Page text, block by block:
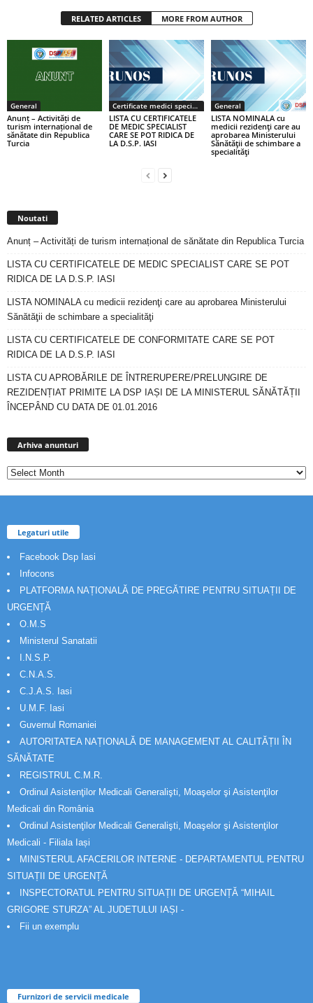
RELATED ARTICLES MORE FROM AUTHOR
General
Anunț – Activități de
turism internațional de
sănătate din Republica
Turcia
Certificate medici specialiști / primari
LISTA CU CERTIFICATELE
DE MEDIC SPECIALIST
CARE SE POT RIDICA DE
LA D.S.P. IASI
General
LISTA NOMINALA cu
medicii rezidenţi care au
aprobarea Ministerului
Sănătăţii de schimbare a
specialităţi
Noutati
Anunț – Activități de turism internațional de sănătate din Republica Turcia
LISTA CU CERTIFICATELE DE MEDIC SPECIALIST CARE SE POT
RIDICA DE LA D.S.P. IASI
LISTA NOMINALA cu medicii rezidenţi care au aprobarea Ministerului
Sănătăţii de schimbare a specialităţi
LISTA CU CERTIFICATELE DE CONFORMITATE CARE SE POT
RIDICA DE LA D.S.P. IASI
LISTA CU APROBĂRILE DE ÎNTRERUPERE/PRELUNGIRE DE
REZIDENȚIAT PRIMITE LA DSP IAȘI DE LA MINISTERUL SĂNĂTĂȚII
ÎNCEPÂND CU DATA DE 01.01.2016
Arhiva anunturi
Legaturi utile
Facebook Dsp Iasi
Infocons
PLATFORMA NAȚIONALĂ DE PREGĂTIRE PENTRU SITUAȚII DE
URGENȚĂ
O.M.S
Ministerul Sanatatii
I.N.S.P.
C.N.A.S.
C.J.A.S. Iasi
U.M.F. Iasi
Guvernul Romaniei
AUTORITATEA NAȚIONALĂ DE MANAGEMENT AL CALITĂȚII ÎN
SĂNĂTATE
REGISTRUL C.M.R.
Ordinul Asistenţilor Medicali Generalişti, Moaşelor şi Asistenţilor
Medicali din România
Ordinul Asistenţilor Medicali Generalişti, Moaşelor şi Asistenţilor
Medicali - Filiala Iași
MINISTERUL AFACERILOR INTERNE - DEPARTAMENTUL PENTRU
SITUAȚII DE URGENȚĂ
INSPECTORATUL PENTRU SITUAȚII DE URGENȚĂ “MIHAIL
GRIGORE STURZA” AL JUDETULUI IAȘI -
Fii un exemplu
Furnizori de servicii medicale